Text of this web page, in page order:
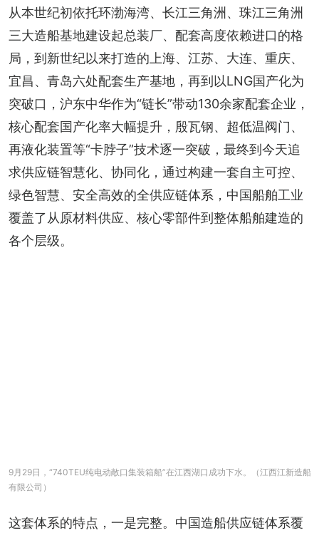
从本世纪初依托环渤海湾、长江三角洲、珠江三角洲
三大造船基地建设起总装厂、配套高度依赖进口的格
局，到新世纪以来打造的上海、江苏、大连、重庆、
宜昌、青岛六处配套生产基地，再到以LNG国产化为
突破口，沪东中华作为“链长”带动130余家配套企业，
核心配套国产化率大幅提升，殷瓦钢、超低温阀门、
再液化装置等“卡脖子”技术逐一突破，最终到今天追
求供应链智慧化、协同化，通过构建一套自主可控、
绿色智慧、安全高效的全供应链体系，中国船舶工业
覆盖了从原材料供应、核心零部件到整体船舶建造的
各个层级。
9月29日，“740TEU纯电动敞口集装箱船”在江西湖口成功下水。（江西江新造船
有限公司）
这套体系的特点，一是完整。中国造船供应链体系覆